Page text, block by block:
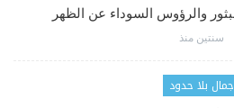
سنتين منذ
جمال بلا حدود